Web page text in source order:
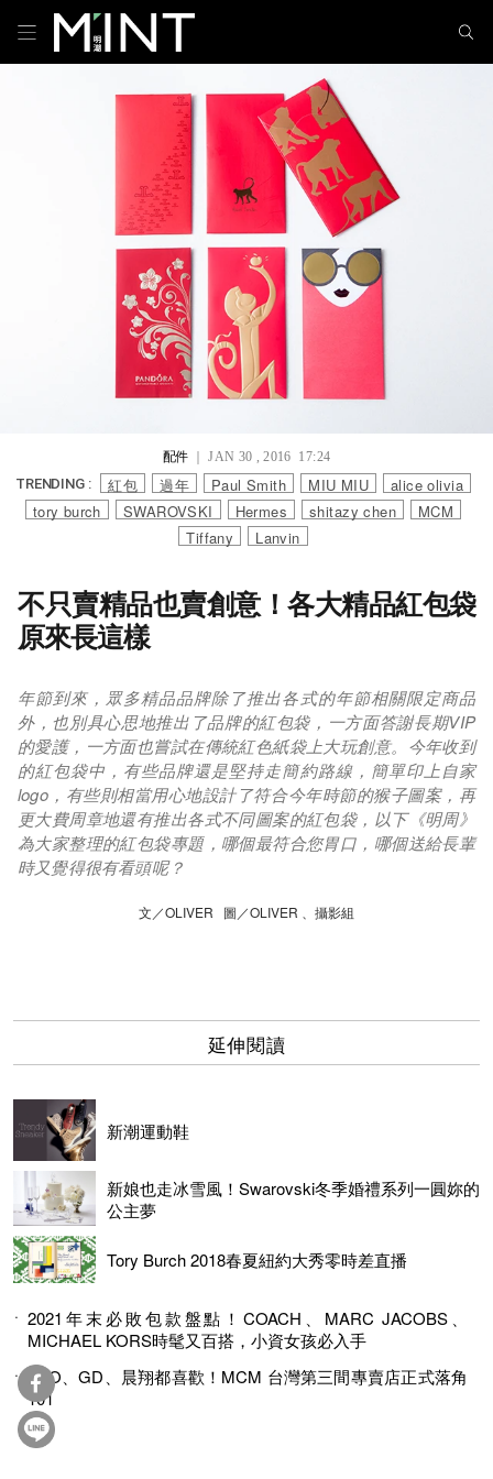
配件｜ JAN 30 , 2016 17:24
TRENDING : 紅包 過年 Paul Smith MIU MIU
alice olivia
tory burch
SWAROVSKI Hermes shitazy chen
MCM
Tiffany
Lanvin
不只賣精品也賣創意！各大精品紅包袋
原來長這樣
年節到來，眾多精品品牌除了推出各式的年節相關限定商品
外，也別具心思地推出了品牌的紅包袋，一方面答謝長期VIP
的愛護，一方面也嘗試在傳統紅色紙袋上大玩創意。今年收到
的紅包袋中，有些品牌還是堅持走簡約路線，簡單印上自家
logo，有些則相當用心地設計了符合今年時節的猴子圖案，再
更大費周章地還有推出各式不同圖案的紅包袋，以下《明周》
為大家整理的紅包袋專題，哪個最符合您胃口，哪個送給長輩
時又覺得很有看頭呢？
文／OLIVER 圖／OLIVER 、攝影組
延伸閱讀
新潮運動鞋
新娘也走冰雪風！Swarovski冬季婚禮系列一圓妳的
公主夢
Tory Burch 2018春夏紐約大秀零時差直播
2021年末必敗包款盤點！COACH、MARC JACOBS、
MICHAEL KORS時髦又百搭，小資女孩必入手
EXO、GD、晨翔都喜歡！MCM 台灣第三間專賣店正式落角
101